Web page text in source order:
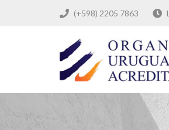
(+598) 2205 7863